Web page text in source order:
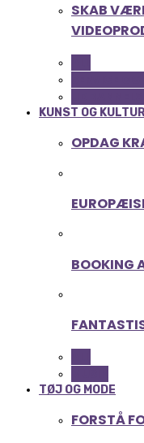
SKAB
KUNST OG
OPDAG
BOOKING
TØJ OG MODE
FORSTÅ